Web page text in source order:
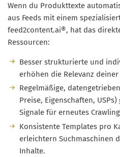
Wenn du Produkttexte
aus Feeds mit einem
feed2content.ai®, hat das
Ressourcen:
Besser strukturierte und
erhöhen die Relevanz deiner
Regelmäßige,
Preise, Eigenschaften,
Signale für erneutes
Konsistente Templates pro
erleichtern Suchmaschinen
Inhalte.